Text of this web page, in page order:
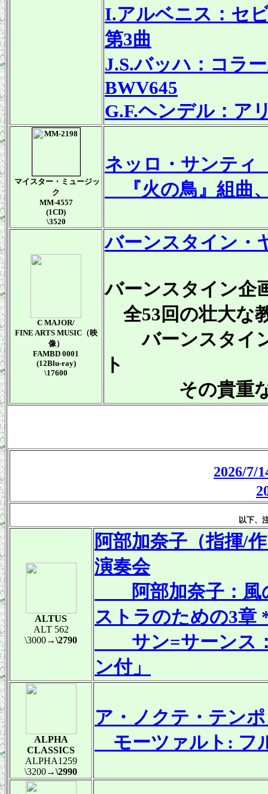
I.アルベニス：セ
第3曲
J.S.バッハ：コラ
BWV645
G.F.ヘンデル：ア
マイスター・ミュージッ
ク
MM-4557
(1CD)
\3520
ネッロ・サンティ
『火の鳥』組曲
C MAJOR/
FINE ARTS MUSIC（映
像）
FAMBD 0001
(12Blu-ray)
\17600
バーンスタイン・
バーンスタイン企
全53回の壮大な
バーンスタイン
ト
その貴重な
2026/7/
以下、
ALTUS
ALT 562
\3000→\2790
阿部加奈子（指揮/
演奏会
阿部加奈子：風
ストラのための3章
サン=サーンス：
ン付」
ALPHA
CLASSICS
ALPHA1259
\3200→\2990
ア・ノクテ・テン
モーツァルト: フ